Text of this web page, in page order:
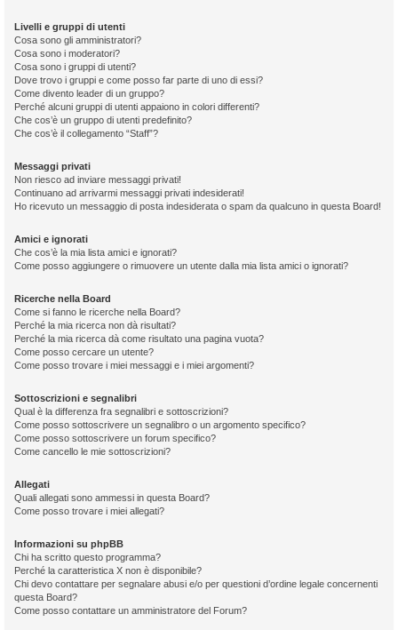
Livelli e gruppi di utenti
Cosa sono gli amministratori?
Cosa sono i moderatori?
Cosa sono i gruppi di utenti?
Dove trovo i gruppi e come posso far parte di uno di essi?
Come divento leader di un gruppo?
Perché alcuni gruppi di utenti appaiono in colori differenti?
Che cos’è un gruppo di utenti predefinito?
Che cos’è il collegamento “Staff”?
Messaggi privati
Non riesco ad inviare messaggi privati!
Continuano ad arrivarmi messaggi privati indesiderati!
Ho ricevuto un messaggio di posta indesiderata o spam da qualcuno in questa Board!
Amici e ignorati
Che cos’è la mia lista amici e ignorati?
Come posso aggiungere o rimuovere un utente dalla mia lista amici o ignorati?
Ricerche nella Board
Come si fanno le ricerche nella Board?
Perché la mia ricerca non dà risultati?
Perché la mia ricerca dà come risultato una pagina vuota?
Come posso cercare un utente?
Come posso trovare i miei messaggi e i miei argomenti?
Sottoscrizioni e segnalibri
Qual è la differenza fra segnalibri e sottoscrizioni?
Come posso sottoscrivere un segnalibro o un argomento specifico?
Come posso sottoscrivere un forum specifico?
Come cancello le mie sottoscrizioni?
Allegati
Quali allegati sono ammessi in questa Board?
Come posso trovare i miei allegati?
Informazioni su phpBB
Chi ha scritto questo programma?
Perché la caratteristica X non è disponibile?
Chi devo contattare per segnalare abusi e/o per questioni d’ordine legale concernenti
questa Board?
Come posso contattare un amministratore del Forum?